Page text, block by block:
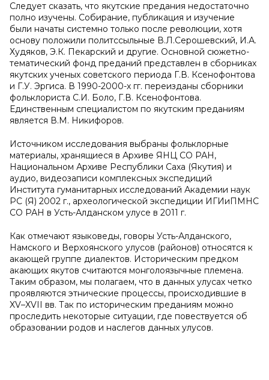
Следует сказать, что якутские предания недостаточно
полно изучены. Собирание, публикация и изучение
были начаты системно только после революции, хотя
основу положили политссыльные В.Л.Серошевский, И.А.
Худяков, Э.К. Пекарский и другие. Основной сюжетно-
тематический фонд преданий представлен в сборниках
якутских ученых советского периода Г.В. Ксенофонтова
и Г.У. Эргиса. В 1990-2000-х гг. переизданы сборники
фольклориста С.И. Боло, Г.В. Ксенофонтова.
Единственным специалистом по якутским преданиям
является В.М. Никифоров.
Источником исследования выбраны фольклорные
материалы, хранящиеся в Архиве ЯНЦ СО РАН,
Национальном Архиве Республики Саха (Якутия) и
аудио, видеозаписи комплексных экспедиций
Института гуманитарных исследований Академии наук
РС (Я) 2002 г., археологической экспедиции ИГИиПМНС
СО РАН в Усть-Алданском улусе в 2011 г.
Как отмечают языковеды, говоры Усть-Алданского,
Намского и Верхоянского улусов (районов) относятся к
акающей группе диалектов. Историческим предком
акающих якутов считаются монголоязычные племена.
Таким образом, мы полагаем, что в данных улусах четко
проявляются этнические процессы, происходившие в
XV–XVII вв. Так по историческим преданиям можно
проследить некоторые ситуации, где повествуется об
образовании родов и наслегов данных улусов.